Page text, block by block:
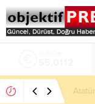
Hibe